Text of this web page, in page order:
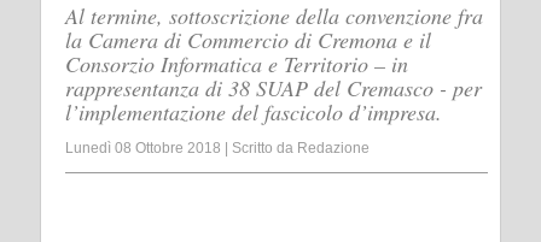
Al termine, sottoscrizione della convenzione fra
la Camera di Commercio di Cremona e il
Consorzio Informatica e Territorio – in
rappresentanza di 38 SUAP del Cremasco - per
l’implementazione del fascicolo d’impresa.
Lunedì 08 Ottobre 2018 Scritto da Redazione